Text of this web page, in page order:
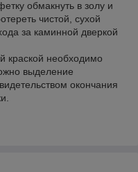
обмакнуть в золу и
чистой, сухой
за каминной дверкой
краской необходимо
выделение
окончания